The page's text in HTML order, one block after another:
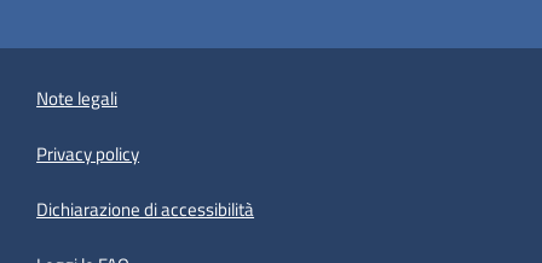
Note legali
Privacy policy
Dichiarazione di accessibilità